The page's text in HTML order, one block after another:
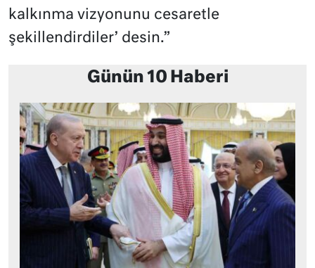
kalkınma vizyonunu cesaretle
şekillendirdiler’ desin.”
Günün 10 Haberi